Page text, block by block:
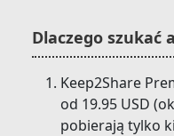
Dlaczego szukać
Keep2Share
od 19.95 USD
pobierają tylko